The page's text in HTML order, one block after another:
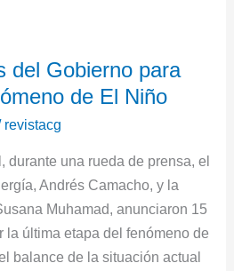
del Gobierno para
de El Niño
revistacg
durante una rueda de prensa, el
Andrés Camacho, y la
Muhamad, anunciaron 15
la última etapa del fenómeno de
balance de la situación actual